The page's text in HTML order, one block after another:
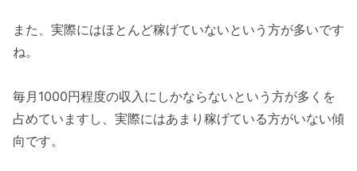
また、実際にはほとんど稼げていないという方が多いです
ね。
毎月1000円程度の収入にしかならないという方が多くを
占めていますし、実際にはあまり稼げている方がいない傾
向です。